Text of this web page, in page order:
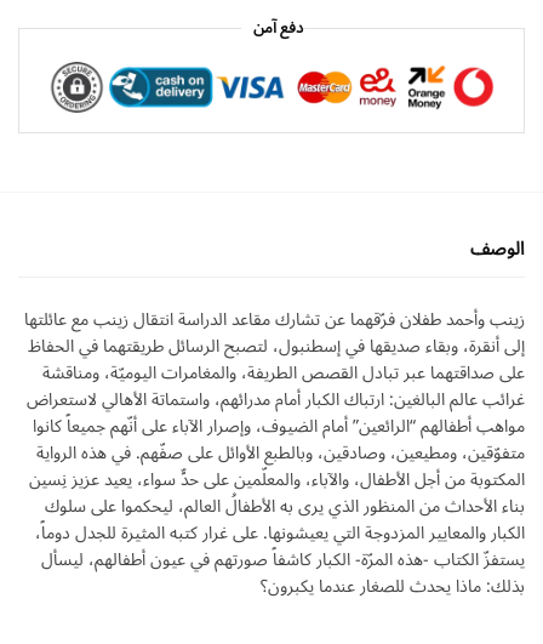
دفع آمن
الوصف
زينب وأحمد طفلان فرّقهما عن تشارك مقاعد الدراسة انتقال زينب مع عائلتها
إلى أنقرة، وبقاء صديقها في إسطنبول، لتصبح الرسائل طريقتهما في الحفاظ
على صداقتهما عبر تبادل القصص الطريفة، والمغامرات اليوميّة، ومناقشة
غرائب عالم البالغين: ارتباك الكبار أمام مدرائهم، واستماتة الأهالي لاستعراض
مواهب أطفالهم “الرائعين” أمام الضيوف، وإصرار الآباء علىأنّهم جميعاً كانوا
متفوّقين، ومطيعين، وصادقين، وبالطبع الأوائل على صفّهم. في هذه الرواية
المكتوبة من أجل الأطفال، والآباء، والمعلّمين على حدٍّ سواء، يعيد عزيز نِسين
بناء الأحداث من المنظور الذي يرى به الأطفالُ العالم، ليحكموا على سلوك
الكبار والمعايير المزدوجة التي يعيشونها. على غرار كتبه المثيرة للجدل دوماً،
يستفزّ الكتاب -هذه المرّة- الكبار كاشفاً صورتهم في عيون أطفالهم، ليسأل
بذلك: ماذا يحدث للصغار عندما يكبرون؟